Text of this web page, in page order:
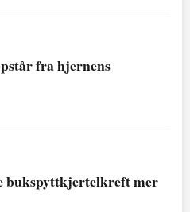
fra hjernens
bukspyttkjertelkreft mer